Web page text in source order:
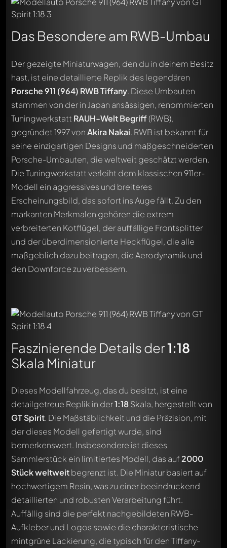
Das Besondere am RWB-Umbau
Der gezeigte Miniaturwagen, den du in deinem Besitz
hast, ist eine detaillierte Replik des legendären
Porsche 911 (964) RWB Tiffany. Diese Umbauten
stammen von der in Japan ansässigen, renommierten
Tuningwerkstatt RAUH-Welt Begriff(RWB),
gegründet 1997 vonAkira Nakai. RWB ist bekannt für
seine einzigartigen Designs und maßgeschneiderten
Porsche-Umbauten, die weltweit geschätzt werden.
Die Tuningwerkstatt verleiht dem klassischen 911er-
Modell ein aggressives und breiteres
Erscheinungsbild, das sofort ins Auge fällt. Zu den
markanten Merkmalen gehören die extrem
verbreiterten Kotflügel, der auffällige Frontsplitter
und der überdimensionierte Heckflügel, die alle
maßgeblich dazu beitragen, die Aerodynamik und
den Downforce zu verbessern.
Faszinierende Details der1:18
Skala Miniatur
Dieses Modellfahrzeug, das du besitzt, ist eine
detailgetreue Replik in der1:18Skala, hergestellt von
GT Spirit. Die Maßstäblichkeit und die Präzision, mit
der dieses Modell gefertigt wurde, sind
bemerkenswert. Insbesondere ist dieses
Sammlerstück ein limitiertes Modell, das auf2000
Stück weltweitbegrenzt ist. Die Miniatur basiert auf
hochwertigem Resin, was zu einer beeindruckend
detaillierten und robusten Verarbeitung führt.
Auffällig sind die perfekt nachgebildeten RWB-
Aufkleber und Logos sowie die charakteristische
mintgrüne Lackierung, die typisch für den Tiffany-